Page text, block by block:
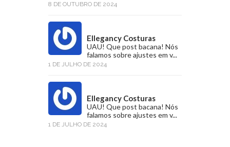
8 DE OUTUBRO DE 2024
Ellegancy Costuras
UAU! Que post bacana! Nós
falamos sobre ajustes em v...
1 DE JULHO DE 2024
Ellegancy Costuras
UAU! Que post bacana! Nós
falamos sobre ajustes em v...
1 DE JULHO DE 2024